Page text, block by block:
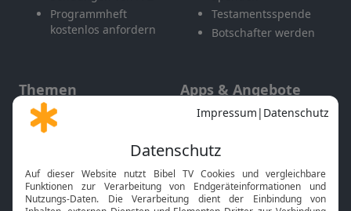
Programmheft
kostenlos anfordern
Testamentsspende
Botschafter werden
Themen
Gott und Bibel erklärt
Neuigkeiten
Apps & Angebote
Mobile App
Smart TV
HbbTV